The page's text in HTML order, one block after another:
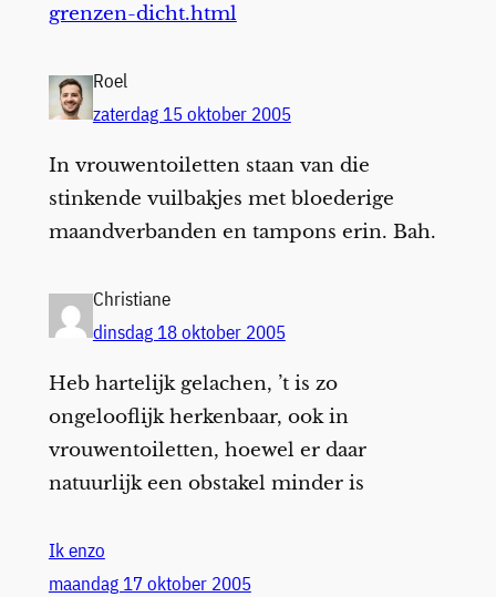
grenzen-dicht.html
Roel
zaterdag 15 oktober 2005
In vrouwentoiletten staan van die
stinkende vuilbakjes met bloederige
maandverbanden en tampons erin. Bah.
Christiane
dinsdag 18 oktober 2005
Heb hartelijk gelachen, ’t is zo
ongelooflijk herkenbaar, ook in
vrouwentoiletten, hoewel er daar
natuurlijk een obstakel minder is
Ik enzo
maandag 17 oktober 2005